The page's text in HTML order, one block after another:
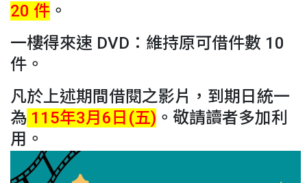
20 件 。
一樓得來速 DVD：維持原可借件數 10
件。
凡於上述期間借閱之影片，到期日統一
為 115年3月6日(五) 。敬請讀者多加利
用。